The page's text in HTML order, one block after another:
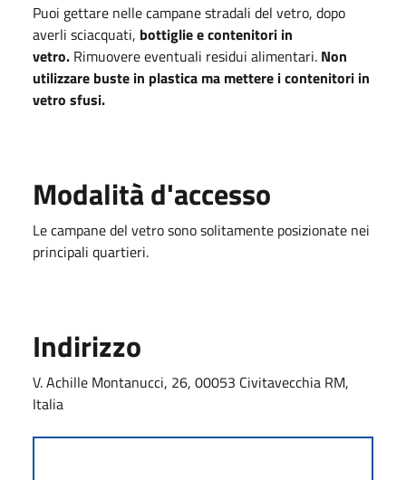
Puoi gettare nelle campane stradali del vetro, dopo
averli sciacquati, bottiglie e contenitori in
vetro. Rimuovere eventuali residui alimentari. Non
utilizzare buste in plastica ma mettere i contenitori in
vetro sfusi.
Modalità d'accesso
Le campane del vetro sono solitamente posizionate nei
principali quartieri.
Indirizzo
V. Achille Montanucci, 26, 00053 Civitavecchia RM,
Italia